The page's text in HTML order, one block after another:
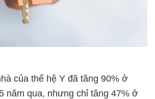
của thế hệ Y đã tăng 90% ở
năm qua, nhưng chỉ tăng 47% ở